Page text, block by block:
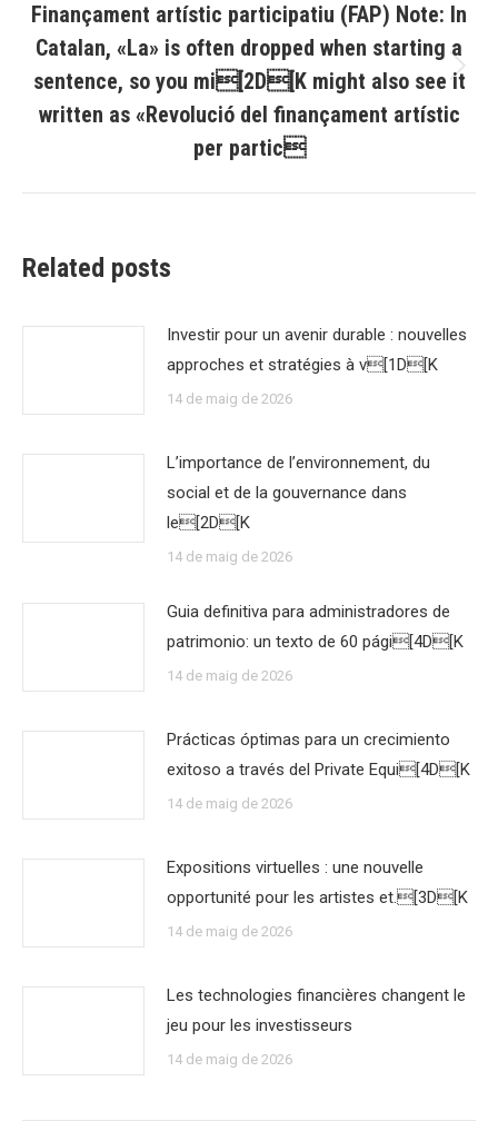
Next
post:
Finançament artístic participatiu (FAP) Note: In
Catalan, «La» is often dropped when starting a
sentence, so you mi[2D[K might also see it
written as «Revolució del finançament artístic
per partic
Related posts
Investir pour un avenir durable : nouvelles
approches et stratégies à v[1D[K
14 de maig de 2026
L’importance de l’environnement, du
social et de la gouvernance dans
le[2D[K
14 de maig de 2026
Guia definitiva para administradores de
patrimonio: un texto de 60 pági[4D[K
14 de maig de 2026
Prácticas óptimas para un crecimiento
exitoso a través del Private Equi[4D[K
14 de maig de 2026
Expositions virtuelles : une nouvelle
opportunité pour les artistes et.[3D[K
14 de maig de 2026
Les technologies financières changent le
jeu pour les investisseurs
14 de maig de 2026